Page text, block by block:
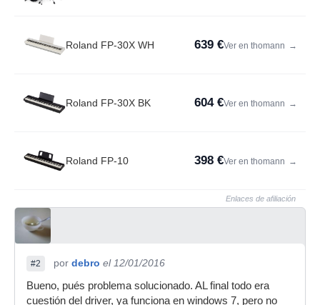
Roland FP-30X WH 639 €Ver en thomann →
Roland FP-30X BK 604 €Ver en thomann →
Roland FP-10 398 €Ver en thomann →
Enlaces de afiliación
#2 por debro el 12/01/2016
Bueno, pués problema solucionado. AL final todo era
cuestión del driver, ya funciona en windows 7, pero no